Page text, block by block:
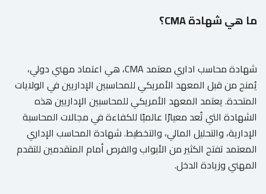
ما هي شهادة CMA؟
شهادة محاسب اداري معتمد CMA، هي اعتماد مهني دولي،
يُمنح من قبل المعهد الأمريكي للمحاسبين الإداريين في الولايات
المتحدة. يعتمد المعهد الأمريكي للمحاسبين الإداريين هذه
الشهادة التي تُعد معيارًا عالميًا للكفاءة في مجالات المحاسبة
الإدارية، والتحليل المالي، والتخطيط. شهادة المحاسب الإداري
المعتمد تفتح الكثير من الأبواب والفرص أمام المتقدمين للتقدم
المهني وزيادة الدخل.